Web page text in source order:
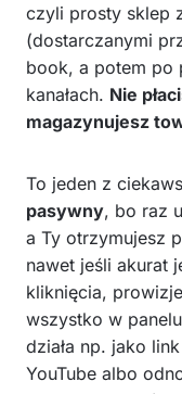
czyli prosty sklep
(dostarczanymi
book, a potem po
kanałach. Nie
magazynujesz
To jeden z
pasywny, bo raz
a Ty otrzymujesz
nawet jeśli akurat
kliknięcia,
wszystko w
działa np. jako
YouTube albo